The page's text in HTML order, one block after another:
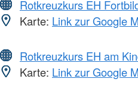
Rotkreuzkurs EH
Karte: Link zur Google
Rotkreuzkurs EH am
Karte: Link zur Google